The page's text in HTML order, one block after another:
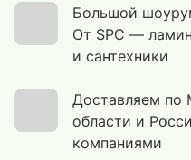
Большой
От SPC —
и сантехники
Доставляем по
области и
компаниями